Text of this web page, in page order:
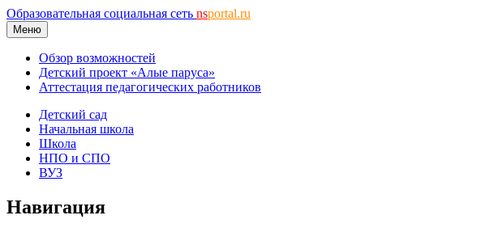
Образовательная социальная сеть nsportal.ru
Меню
Обзор возможностей
Детский проект «Алые паруса»
Аттестация педагогических работников
Детский сад
Начальная школа
Школа
НПО и СПО
ВУЗ
Навигация